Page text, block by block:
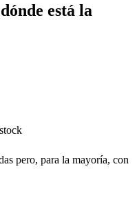
está la
pero, para la mayoría, con